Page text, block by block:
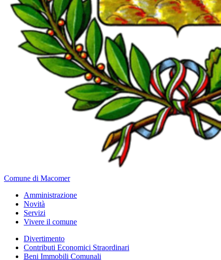
Comune di Macomer
Amministrazione
Novità
Servizi
Vivere il comune
Divertimento
Contributi Economici Straordinari
Beni Immobili Comunali